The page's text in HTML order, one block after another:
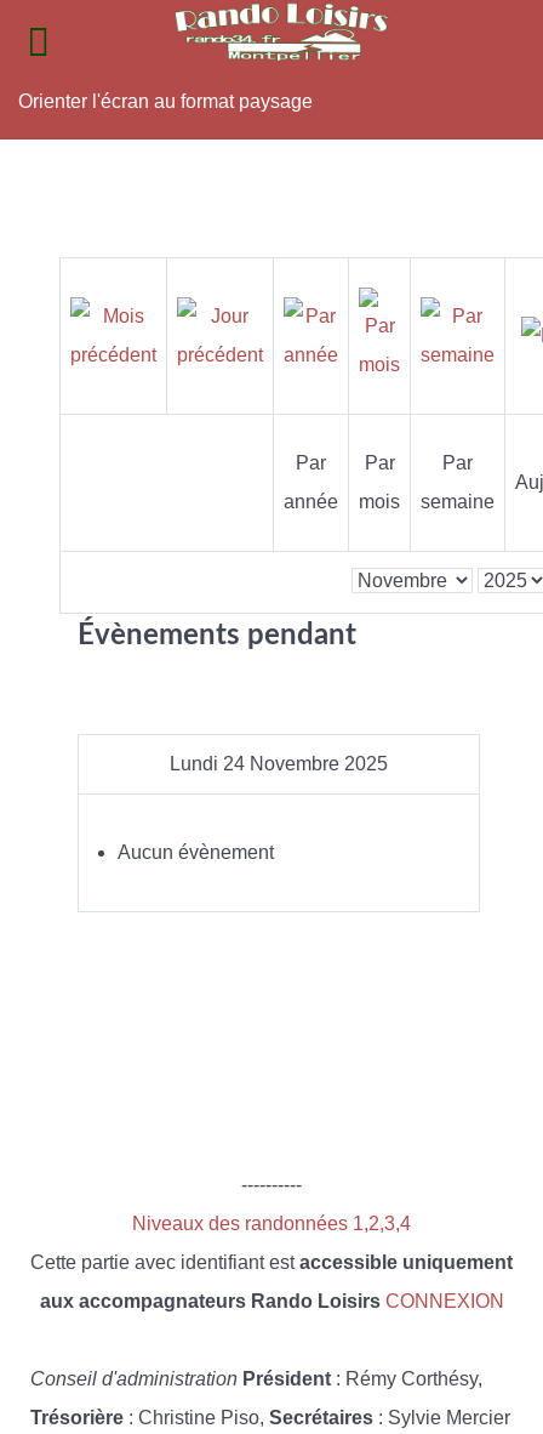
Orienter l'écran au format paysage
Par
année
Par
mois
Par
semaine
Évènements pendant
Lundi 24 Novembre 2025
Aucun évènement
----------
Niveaux des randonnées 1,2,3,4
Cette partie avec identifiant estaccessible uniquement
aux accompagnateurs Rando Loisirs CONNEXION
Conseil d'administration Président : Rémy Corthésy,
Trésorière : Christine Piso, Secrétaires : Sylvie Mercier